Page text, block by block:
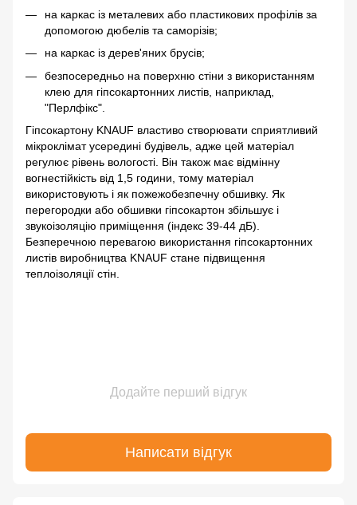
на каркас із металевих або пластикових профілів за
допомогою дюбелів та саморізів;
на каркас із дерев'яних брусів;
безпосередньо на поверхню стіни з використанням
клею для гіпсокартонних листів, наприклад,
"Перлфікс".
Гіпсокартону KNAUF властиво створювати сприятливий
мікроклімат усередині будівель, адже цей матеріал
регулює рівень вологості. Він також має відмінну
вогнестійкість від 1,5 години, тому матеріал
використовують і як пожежобезпечну обшивку. Як
перегородки або обшивки гіпсокартон збільшує і
звукоізоляцію приміщення (індекс 39-44 дБ).
Безперечною перевагою використання гіпсокартонних
листів виробництва KNAUF стане підвищення
теплоізоляції стін.
Додайте перший відгук
Написати відгук